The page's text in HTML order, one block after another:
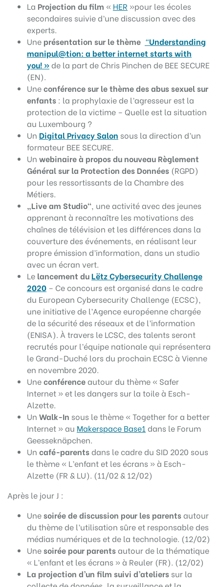
La Projection du film « HER »pour les écoles
secondaires suivie d’une discussion avec des
experts.
Une présentation sur le thème “Understanding
manipul@tion: a better internet starts with
you! »de la part de Chris Pinchen de BEE SECURE
(EN).
Uneconférence sur le thème des abus sexuel sur
enfants : la prophylaxie de l’agresseur est la
protection de la victime – Quelle est la situation
au Luxembourg ?
Un Digital Privacy Salon sous la direction d’un
formateur BEE SECURE.
Un webinaireà propos du nouveau Règlement
Général sur la Protection des Données (RGPD)
pour les ressortissants de la Chambre des
Métiers.
„Live am Studio“, une activité avec des jeunes
apprenant à reconnaître les motivations des
chaînes de télévision et les différences dans la
couverture des événements, en réalisant leur
propre émission d’information, dans un studio
avec un écran vert.
Le lancement duLëtz Cybersecurity Challenge
2020 – Ce concours est organisé dans le cadre
du European Cybersecurity Challenge (ECSC),
une initiative de l’Agence européenne chargée
de la sécurité des réseaux et de l’information
(ENISA). À travers le LCSC, des talents seront
recrutés pour l’équipe nationale qui représentera
le Grand-Duché lors du prochain ECSC à Vienne
en novembre 2020.
Uneconférenceautour du thème « Safer
Internet » et les dangers sur la toile à Esch-
Alzette.
Un Walk-In sous le thème « Together for a better
Internet » au Makerspace Base1 dans le Forum
Geesseknäpchen.
Un café-parentsdans le cadre du SID 2020 sous
le thème « L’enfant et les écrans » à Esch-
Alzette (FR & LU). (11/02 & 12/02)
Après le jour J :
Unesoirée de discussion pour les parentsautour
du thème de l’utilisation sûre et responsable des
médias numériques et de la technologie. (12/02)
Unesoirée pour parentsautour de la thématique
« L’enfant et les écrans » à Reuler (FR). (12/02)
La projection d’un film suivi d’ateliers sur la